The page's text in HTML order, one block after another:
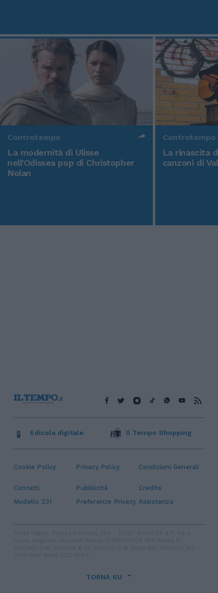
Controtempo
La modernità di Ulisse
nell'Odissea pop di Christopher
Nolan
Controtempo
La rinascita
canzoni di
Cookie Policy Privacy Policy Condizioni Generali
Contatti Pubblicità
Credits
Modello 231
Preferenze Privacy Assistenza
Edicola digitale Il Tempo Shopping
TORNA SU